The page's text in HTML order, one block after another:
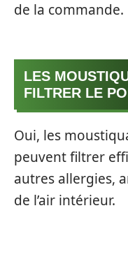
de la commande.
LES
FILTRER LE
Oui, les
peuvent filtrer
autres allergies,
de l’air intérieur.